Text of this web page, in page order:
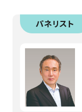
パネリスト